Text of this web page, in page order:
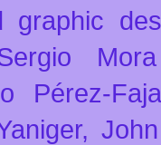
graphic
Mora
Pérez-